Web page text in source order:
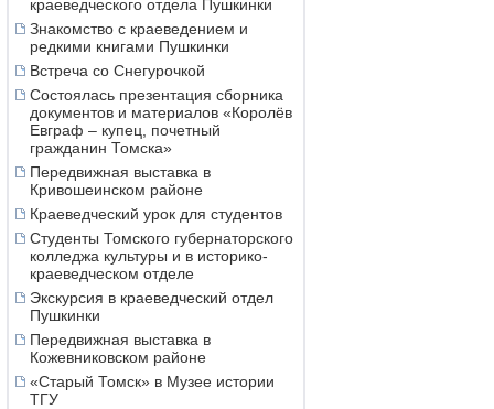
краеведческого отдела Пушкинки
Знакомство с краеведением и
редкими книгами Пушкинки
Встреча со Снегурочкой
Состоялась презентация сборника
документов и материалов «Королёв
Евграф – купец, почетный
гражданин Томска»
Передвижная выставка в
Кривошеинском районе
Краеведческий урок для студентов
Студенты Томского губернаторского
колледжа культуры и в историко-
краеведческом отделе
Экскурсия в краеведческий отдел
Пушкинки
Передвижная выставка в
Кожевниковском районе
«Старый Томск» в Музее истории
ТГУ